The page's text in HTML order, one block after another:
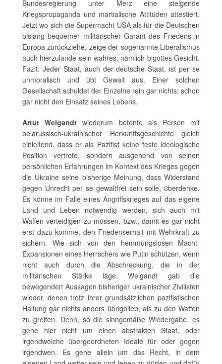
Bundesregierung unter Merz eine steigende
Kriegspropaganda und martialische Attitüden attestiert.
Jetzt wo sich die Supermacht USA als für die Deutschen
bislang bequemer militärischer Garant des Friedens in
Europa zurückziehe, zeige der sogenannte Liberalismus
auch hierzulande sein wahres, nämlich bigottes Gesicht.
Fazit: Jeder Staat, auch der deutsche Staat, ist per se
unmoralisch und übt Gewalt aus. Einer solchen
Gesellschaft schuldet der Einzelne rein gar nichts; schon
gar nicht den Einsatz seines Lebens.
Artur Weigandt wiederum betonte als Person mit
belarussisch-ukrainischer Herkunftsgeschichte gleich
einleitend, dass er als Pazifist keine feste ideologische
Position vertrete, sondern ausgehend von seinen
persönlichen Erfahrungen im Kontext des Krieges gegen
die Ukraine seine bisherige Meinung, dass Widerstand
gegen Unrecht per se gewaltfrei sein solle, überdenke.
Es könne im Falle eines Angriffskrieges auf das eigene
Land und Leben notwendig werden, sich auch mit
Waffen verteidigen zu müssen, bzw., damit es gar nicht
erst dazu komme, den Friedenserhalt mit Wehrkraft zu
sichern. Wie sich von den hemmungslosen Macht-
Expansionen eines Herrschers wie Putin schützen, wenn
nicht auch durch die Abschreckung, die in der
militärischen Stärke läge. Weigandt gab die
bewegenden Aussagen bisheriger ukrainischer Zivilisten
wieder, denen trotz ihrer grundsätzlichen pazifistischen
Haltung gar nichts anders übrigblieb, als zu den Waffen
zu greifen. Denn, so die sinngemäße Wiedergabe, es
gehe hier nicht um einen abstrakten Staat, oder
irgendwelche übergeordneten Ideale für oder gegen
irgendwen. Es gehe allein um das Recht, in dem